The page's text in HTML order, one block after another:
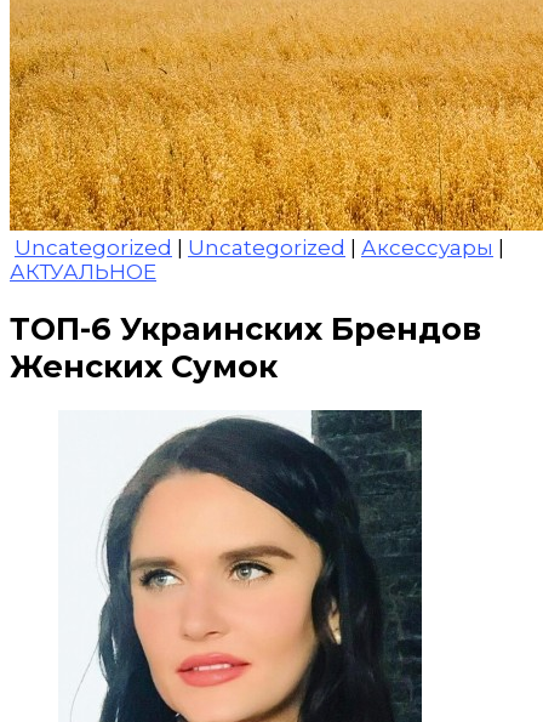
Uncategorized Uncategorized Аксессуары
АКТУАЛЬНОЕ
ТОП-6 Украинских Брендов
Женских Сумок